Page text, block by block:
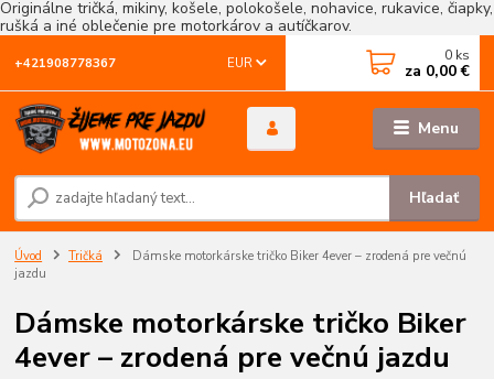
Originálne tričká, mikiny, košele, polokošele, nohavice, rukavice, čiapky,
rušká a iné oblečenie pre motorkárov a autíčkarov.
Menu
EUR
Hľadať
+421908778367 0 ks
za 0,00 €
Úvod Tričká
Dámske motorkárske tričko Biker 4ever – zrodená pre večnú
jazdu
Dámske motorkárske tričko Biker
4ever – zrodená pre večnú jazdu